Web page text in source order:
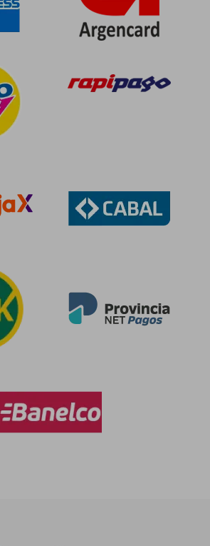
$ 86.683
$ 43.342
50%
dcto.